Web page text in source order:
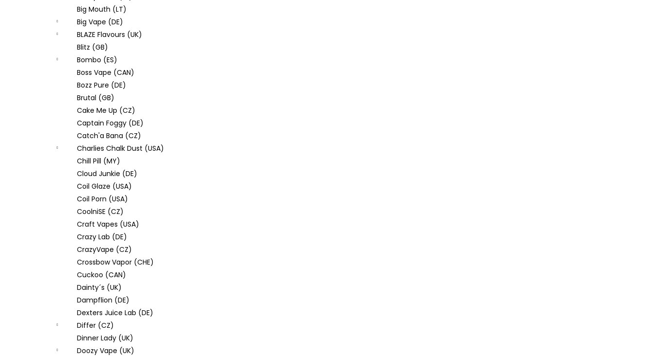
Big Mouth (LT)
Big Vape (DE)
BLAZE Flavours (UK)
Blitz (GB)
Bombo (ES)
Boss Vape (CAN)
Bozz Pure (DE)
Brutal (GB)
Cake Me Up (CZ)
Captain Foggy (DE)
Catch'a Bana (CZ)
Charlies Chalk Dust (USA)
Chill Pill (MY)
Cloud Junkie (DE)
Coil Glaze (USA)
Coil Porn (USA)
CoolniSE (CZ)
Craft Vapes (USA)
Crazy Lab (DE)
CrazyVape (CZ)
Crossbow Vapor (CHE)
Cuckoo (CAN)
Dainty´s (UK)
Dampflion (DE)
Dexters Juice Lab (DE)
Differ (CZ)
Dinner Lady (UK)
Doozy Vape (UK)